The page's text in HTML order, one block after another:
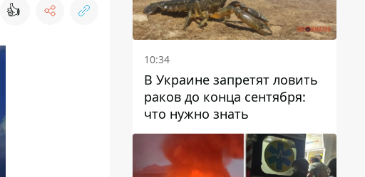
👍
10:34
В Украине запретят ловить
раков до конца сентября:
что нужно знать